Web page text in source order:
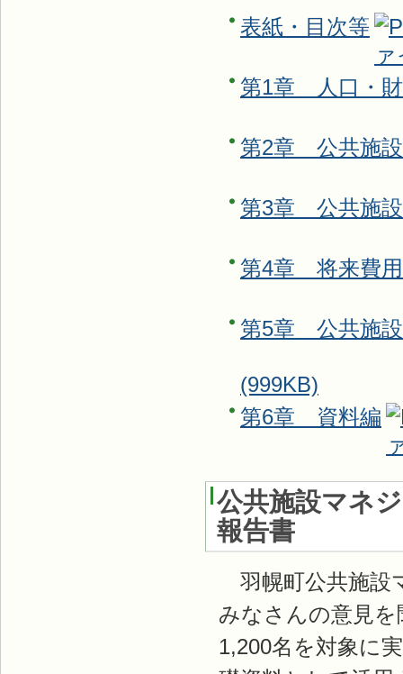
表紙・目次等
第1章 人口・
第2章 公共施
第3章 公共施
第4章 将来費
第5章 公共施
(999KB)
第6章 資料編
公共施設マネ
報告書
羽幌町公共施設
みなさんの意見
1,200名を対象に